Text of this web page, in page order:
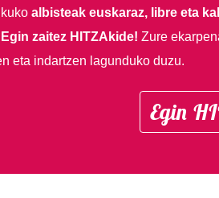
albisteak euskaraz, libre eta
Egin zaitez HITZAkide! Zure
eta indartzen lagunduko duzu.
Egin